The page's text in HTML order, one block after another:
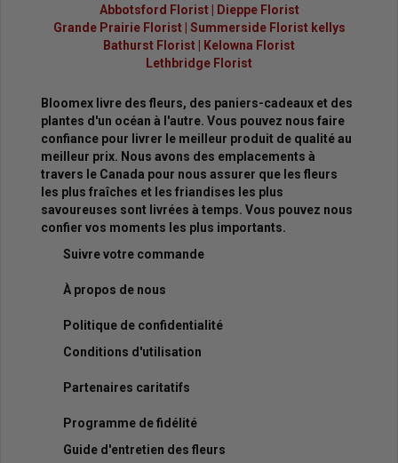
Abbotsford Florist|
Dieppe Florist
Grande Prairie Florist| Summerside Florist kellys
Bathurst Florist
Kelowna Florist
Lethbridge Florist
Bloomex livre des fleurs, des paniers-cadeaux et des
plantes d'un océan à l'autre. Vous pouvez nous faire
confiance pour livrer le meilleur produit de qualité au
meilleur prix. Nous avons des emplacements à
travers le Canada pour nous assurer que les fleurs
les plus fraîches et les friandises les plus
savoureuses sont livrées à temps. Vous pouvez nous
confier vos moments les plus importants.
Suivre votre commande
À propos de nous
Politique de confidentialité
Conditions d'utilisation
Partenaires caritatifs
Programme de fidélité
Guide d'entretien des fleurs